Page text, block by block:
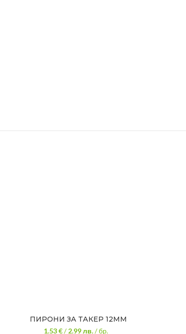
ПИРОНИ ЗА ТАКЕР 12ММ
1.53 €/2.99лв. / бр.